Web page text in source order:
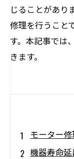
じることがあり
修理を行うこと
す。本記事では
きます。
モーター
機器寿命